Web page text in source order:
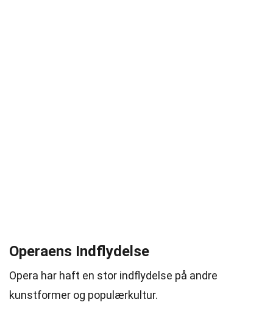
Operaens Indflydelse
Opera har haft en stor indflydelse på andre
kunstformer og populærkultur.